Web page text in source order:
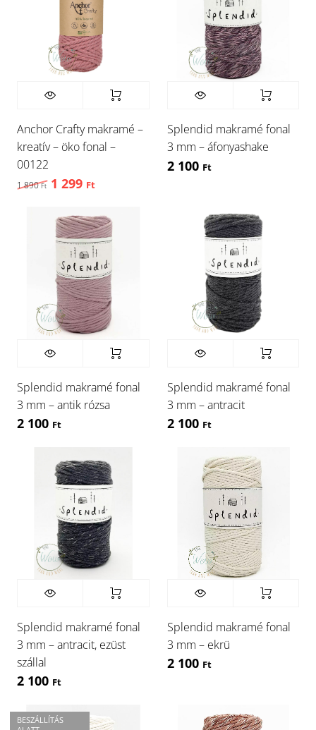
Anchor Crafty makramé –
kreatív – öko fonal –
00122
1 890Ft Original price was: 1 890 Ft,.
1 299 Ft
Splendid makramé fonal
3 mm – áfonyashake
2 100 Ft
Splendid makramé fonal
3 mm – antik rózsa
2 100 Ft
Splendid makramé fonal
3 mm – antracit
2 100 Ft
Splendid makramé fonal
3 mm – antracit, ezüst
szállal
2 100 Ft
Splendid makramé fonal
3 mm – ekrü
2 100 Ft
BESZÁLLÍTÁS